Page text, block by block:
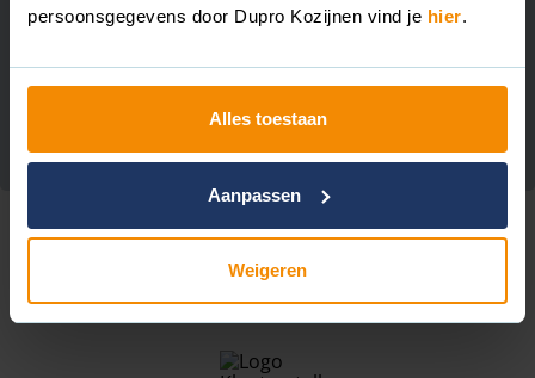
persoonsgegevens door Dupro Kozijnen vind je hier.
Alles toestaan
Aanpassen
Weigeren
Bekijk alle projecten